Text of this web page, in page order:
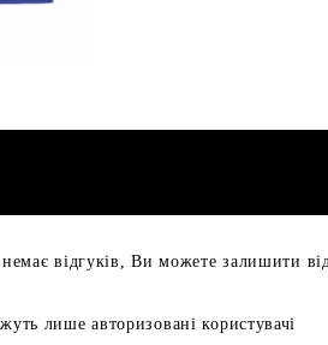
відгуків, Ви можете залишити
лише авторизовані користувачі